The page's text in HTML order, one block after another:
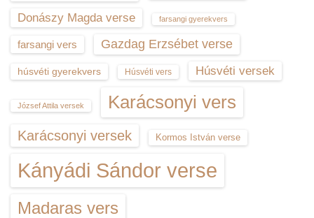
Donászy Magda verse farsangi gyerekvers
farsangi vers Gazdag Erzsébet verse
húsvéti gyerekvers Húsvéti vers Húsvéti versek
József Attila versek Karácsonyi vers
Karácsonyi versek Kormos István verse
Kányádi Sándor verse
Madaras vers